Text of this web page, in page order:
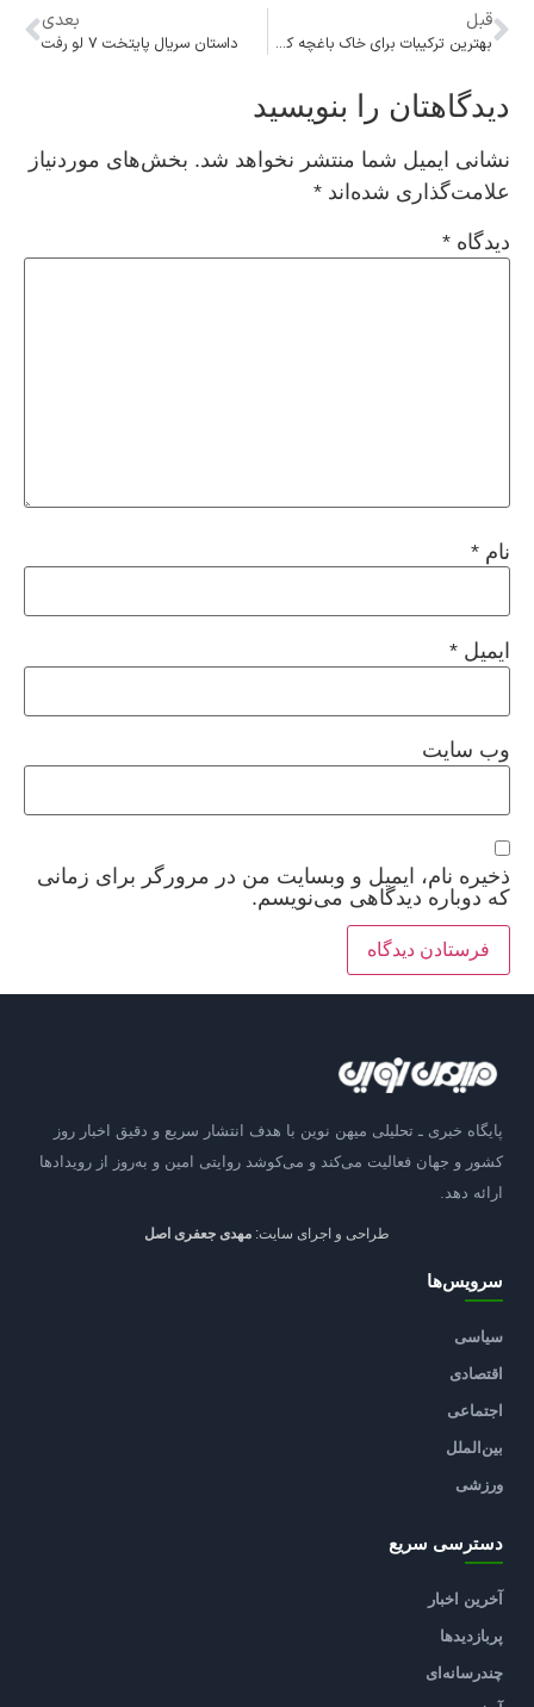
قبل
بهترین ترکیبات برای خاک باغچه کدام ترکیبات هستند؟
بعدی
داستان سریال پایتخت ۷ لو رفت
دیدگاهتان را بنویسید
نشانی ایمیل شما منتشر نخواهد شد. بخش‌های موردنیاز
علامت‌گذاری شده‌اند *
دیدگاه *
نام *
ایمیل *
وب‌ سایت
ذخیره نام، ایمیل و وبسایت من در مرورگر برای زمانی
که دوباره دیدگاهی می‌نویسم.
پایگاه خبری ـ تحلیلی میهن نوین با هدف انتشار سریع و دقیق اخبار روز
کشور و جهان فعالیت می‌کند و می‌کوشد روایتی امین و به‌روز از رویدادها
ارائه دهد.
طراحی و اجرای سایت: مهدی جعفری اصل
سرویس‌ها
سیاسی
اقتصادی
اجتماعی
بین‌الملل
ورزشی
دسترسی سریع
آخرین اخبار
پربازدیدها
چندرسانه‌ای